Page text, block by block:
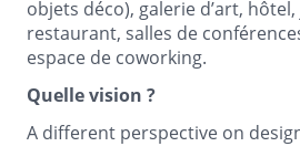
objets déco), galerie d’art,
restaurant, salles de
espace de coworking.
Quelle vision ?
A different perspective on